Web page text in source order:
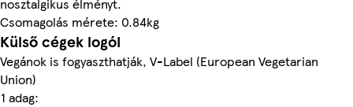
Csomagolás mérete: 0.84kg
Külső cégek logói
Vegánok is fogyaszthatják, V-Label (European Vegetarian
Union)
1 adag: